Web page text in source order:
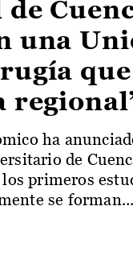
una
ha
de
primeros
se forman...